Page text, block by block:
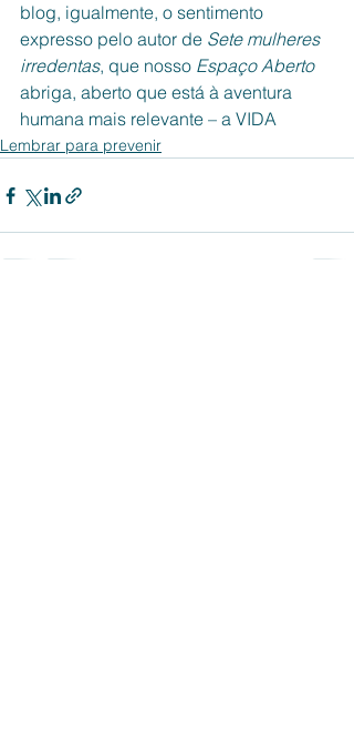
blog, igualmente, o sentimento
expresso pelo autor de Sete mulheres
irredentas, que nosso Espaço Aberto
abriga, aberto que está à aventura
humana mais relevante – a VIDA
Lembrar para prevenir